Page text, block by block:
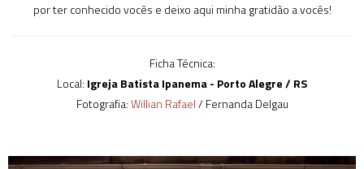
por ter conhecido vocês e deixo aqui minha gratidão a vocês!
Ficha Técnica:
Local: Igreja Batista Ipanema - Porto Alegre / RS
Fotografia:Willian Rafael/ Fernanda Delgau